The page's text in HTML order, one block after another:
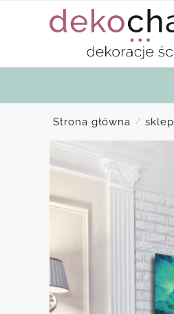
Strona główna / sklep